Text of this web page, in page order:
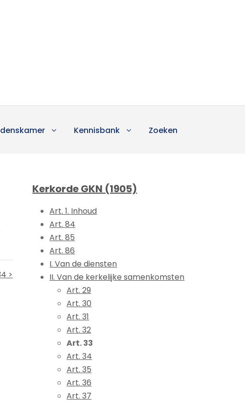
Kennisbank Zoeken
>
Kerkorde GKN (1905)
Art. 1. Inhoud
Art. 84
Art. 85
Art. 86
I. Van de diensten
II. Van de kerkelijke samenkomsten
Art. 29
Art. 30
Art. 31
Art. 32
Art. 33
Art. 34
Art. 35
Art. 36
Art. 37